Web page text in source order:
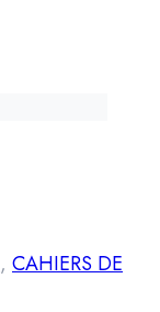
, CAHIERS DE